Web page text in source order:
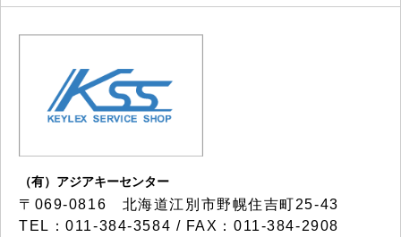
（有）アジアキーセンター
〒069-0816 北海道江別市野幌住吉町25-43
TEL：011-384-3584 / FAX：011-384-2908